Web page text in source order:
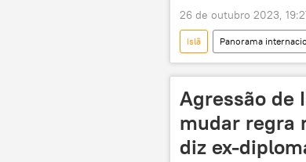
26 de outubro 2023,
Islã Panorama
Vladimir Putin
Agressão de
mudar regra
diz ex-